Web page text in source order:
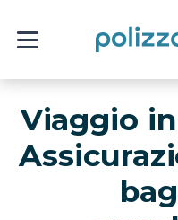
Viaggio